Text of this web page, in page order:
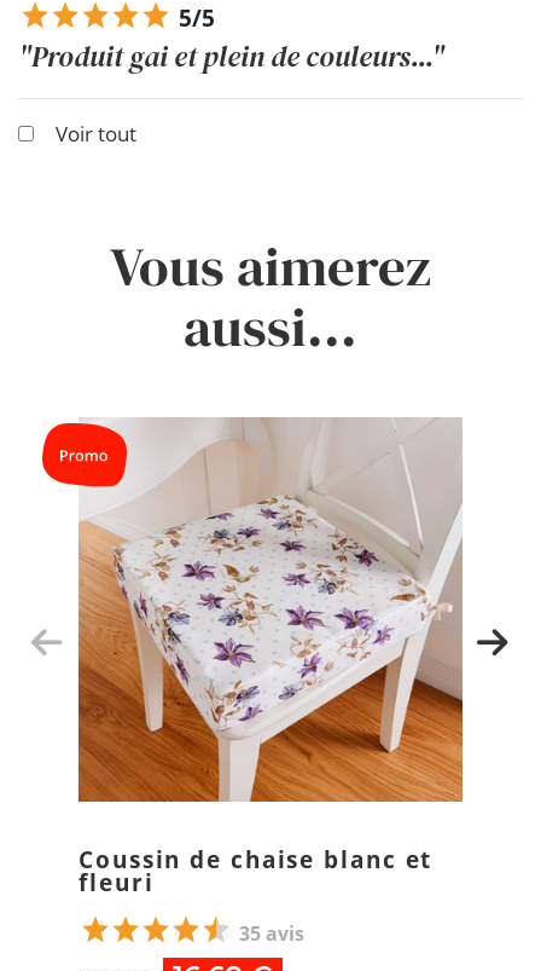
5/5
"Produit gai et plein de couleurs..."
Voir tout
Vous aimerez
aussi...
Coussin de chaise blanc et
fleuri
35 avis